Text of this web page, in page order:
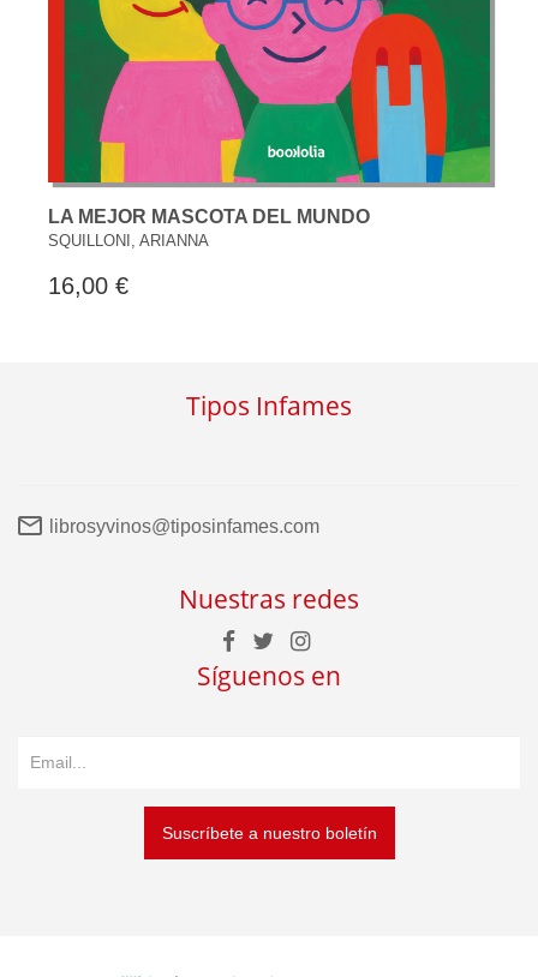
LA MEJOR MASCOTA DEL MUNDO
SQUILLONI, ARIANNA
16,00 €
Tipos Infames
librosyvinos@tiposinfames.com
Nuestras redes
Síguenos en
Suscríbete a nuestro boletín